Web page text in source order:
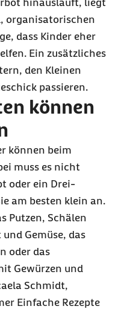
hinausläuft, liegt
organisatorischen
dass Kinder eher
Ein zusätzliches
den Kleinen
passieren.
können
können beim
muss es nicht
oder ein Drei-
am besten klein an.
Putzen, Schälen
Gemüse, das
oder das
Gewürzen und
Schmidt,
Einfache Rezepte